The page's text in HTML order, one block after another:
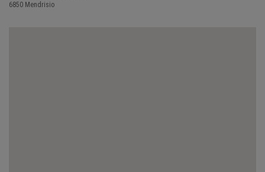
WEITER...
6850 Mendrisio